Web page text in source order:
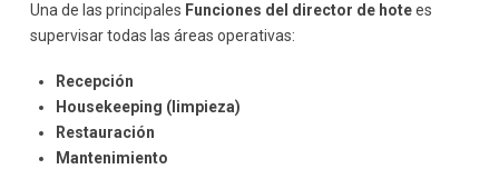
Una de las principales Funciones del director de hotees
supervisar todas las áreas operativas:
Recepción
Housekeeping (limpieza)
Restauración
Mantenimiento